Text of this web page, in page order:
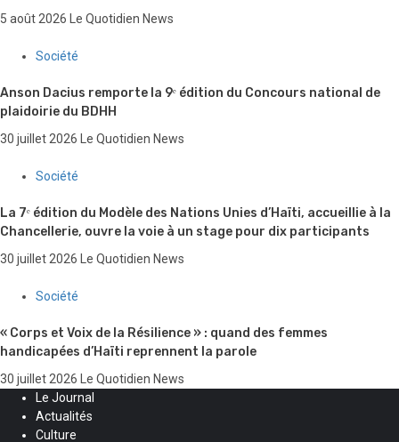
5 août 2026 Le Quotidien News
Société
Anson Dacius remporte la 9ᵉ édition du Concours national de
plaidoirie du BDHH
30 juillet 2026 Le Quotidien News
Société
La 7ᵉ édition du Modèle des Nations Unies d’Haïti, accueillie à la
Chancellerie, ouvre la voie à un stage pour dix participants
30 juillet 2026 Le Quotidien News
Société
« Corps et Voix de la Résilience » : quand des femmes
handicapées d’Haïti reprennent la parole
30 juillet 2026
Le Quotidien News
Le Journal
Actualités
Culture